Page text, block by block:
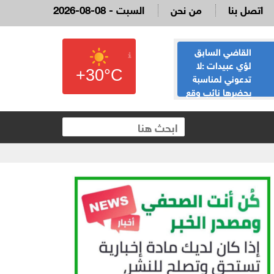
2026-08-08 - السبت من نحن اتصل بنا
القاضي السابق
لؤي عبيدات :لا
تدعوني لمناسبة
يحضرها نائب وقع
الحياصات ينفي
صحة انباء صدور
نتائج الثانوية العامة
غدا الخميس
+30°C